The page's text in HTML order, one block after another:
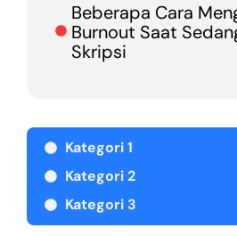
Beberapa Cara
Burnout Saat
Skripsi
Kategori 1
Kategori 2
Kategori 3